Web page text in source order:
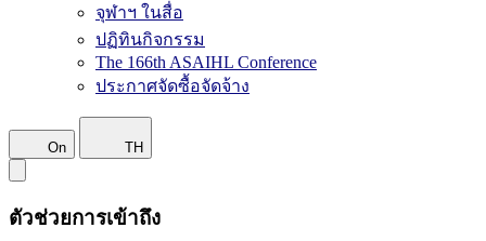
จุฬาฯ ในสื่อ
ปฏิทินกิจกรรม
The 166th ASAIHL Conference
ประกาศจัดซื้อจัดจ้าง
On TH
ตัวช่วยการเข้าถึง